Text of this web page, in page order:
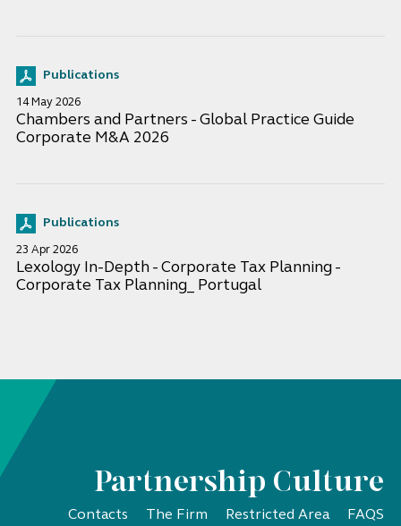
Publications
14 May 2026
Chambers and Partners - Global Practice Guide
Corporate M&A 2026
Publications
23 Apr 2026
Lexology In-Depth - Corporate Tax Planning -
Corporate Tax Planning_ Portugal
Partnership Culture
Contacts The Firm Restricted Area FAQS